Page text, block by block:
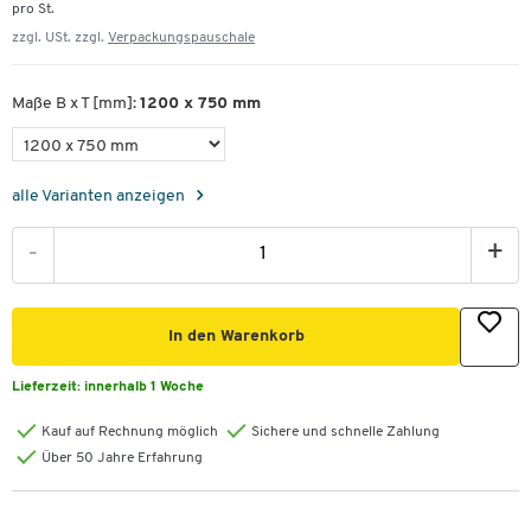
pro St.
zzgl. USt. zzgl. Verpackungspauschale
Maße B x T [mm]: 1200 x 750 mm
alle Varianten anzeigen
- +
In den Warenkorb
Lieferzeit: innerhalb 1 Woche
Kauf auf Rechnung möglich
Sichere und schnelle Zahlung
Über 50 Jahre Erfahrung